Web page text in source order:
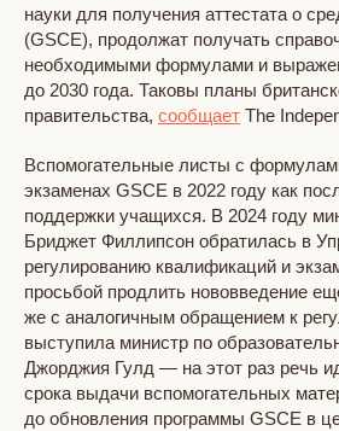
науки для получения аттестата о
(GSCE), продолжат получать
необходимыми формулами и
до 2030 года. Таковы планы
правительства, сообщает The
Вспомогательные листы с
экзаменах GSCE в 2022 году как
поддержки учащихся. В 2024 году
Бриджет Филлипсон обратилась в
регулированию квалификаций и
просьбой продлить нововведение
же с аналогичным обращением к
выступила министр по
Джорджия Гулд — на этот раз речь
срока выдачи вспомогательных
до обновления программы GSCE в